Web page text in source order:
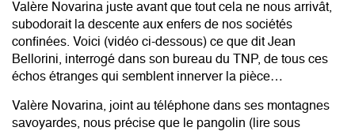
Valère Novarina juste avant que tout cela ne nous arrivât,
subodorait la descente aux enfers de nos sociétés
confinées. Voici (vidéo ci-dessous) ce que dit Jean
Bellorini, interrogé dans son bureau du TNP, de tous ces
échos étranges qui semblent innerver la pièce…
Valère Novarina, joint au téléphone dans ses montagnes
savoyardes, nous précise que le pangolin (lire sous